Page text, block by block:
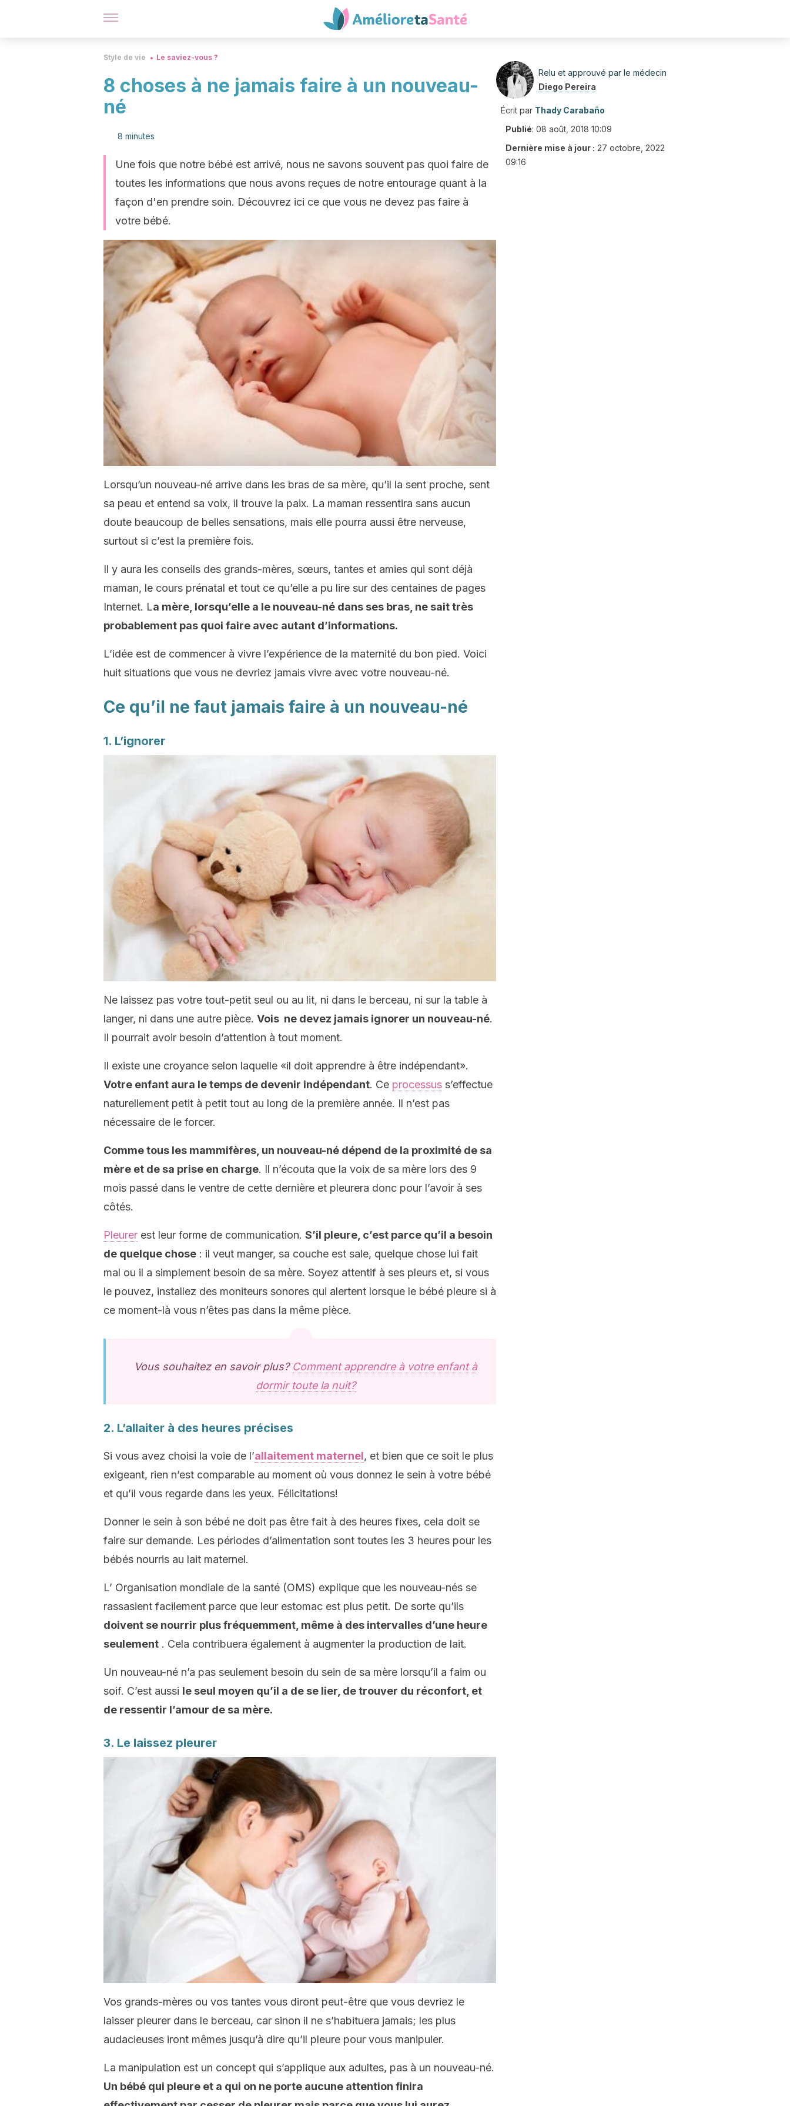
Style de vie Le saviez-vous ?
8 choses à ne jamais faire à un nouveau-
né
8 minutes
Une fois que notre bébé est arrivé, nous ne savons souvent pas quoi faire de
toutes les informations que nous avons reçues de notre entourage quant à la
façon d'en prendre soin. Découvrez ici ce que vous ne devez pas faire à
votre bébé.
Lorsqu’un nouveau-né arrive dans les bras de sa mère, qu’il la sent proche, sent
sa peau et entend sa voix, il trouve la paix. La maman ressentira sans aucun
doute beaucoup de belles sensations, mais elle pourra aussi être nerveuse,
surtout si c’est la première fois.
Il y aura les conseils des grands-mères, sœurs, tantes et amies qui sont déjà
maman, le cours prénatal et tout ce qu’elle a pu lire sur des centaines de pages
Internet. La mère, lorsqu’elle a le nouveau-né dans ses bras, ne saittrès
probablement pas quoi faire avec autant d’informations.
L’idée est de commencer à vivre l’expérience de la maternité du bon pied. Voici
huit situations que vous ne devriez jamais vivre avec votre nouveau-né.
Ce qu’il ne faut jamais faire à un nouveau-né
1. L’ignorer
Ne laissez pas votre tout-petit seul ou au lit, ni dans le berceau, ni sur la table à
langer, ni dans une autre pièce. Vois ne devez jamais ignorer un nouveau-né.
Il pourrait avoir besoin d’attention à tout moment.
Il existe une croyance selon laquelle «il doit apprendre à être indépendant».
Votre enfant aura le temps de devenir indépendant. Ce processus s’effectue
naturellement petit à petit tout au long de la première année. Il n’est pas
nécessaire de le forcer.
Comme tous les mammifères, un nouveau-né dépend de la proximité de sa
mère et de sa prise en charge. Il n’écouta que la voix de sa mère lors des 9
mois passé dans le ventre de cette dernière et pleurera donc pour l’avoir à ses
côtés.
Pleurer est leur forme de communication. S’il pleure, c’est parce qu’il a besoin
de quelque chose : il veut manger, sa couche est sale, quelque chose lui fait
mal ou il a simplement besoin de sa mère. Soyez attentif à ses pleurs et, si vous
le pouvez, installez des moniteurs sonores qui alertent lorsque le bébé pleure si à
ce moment-là vous n’êtes pas dans la même pièce.
Vous souhaitez en savoir plus? Comment apprendre à votre enfant à
dormir toute la nuit?
2. L’allaiter à des heures précises
Si vous avez choisi la voie de l’allaitement maternel, et bien que ce soit le plus
exigeant, rien n’est comparable au moment où vous donnez le sein à votre bébé
et qu’il vous regarde dans les yeux. Félicitations!
Donner le sein à son bébé ne doit pas être fait à des heures fixes, cela doit se
faire sur demande. Les périodes d’alimentation sont toutes les 3 heures pour les
bébés nourris au lait maternel.
L’ Organisation mondiale de la santé (OMS) explique que les nouveau-nés se
rassasient facilement parce que leur estomac est plus petit. De sorte qu’ils
doivent se nourrir plus fréquemment, même à des intervalles d’une heure
seulement . Cela contribuera également à augmenter la production de lait.
Un nouveau-né n’a pas seulement besoin du sein de sa mère lorsqu’il a faim ou
soif. C’est aussi le seul moyen qu’il a de se lier, de trouver du réconfort, et
de ressentir l’amour de sa mère.
3. Le laissez pleurer
Vos grands-mères ou vos tantes vous diront peut-être que vous devriez le
laisser pleurer dans le berceau, car sinon il ne s’habituera jamais; les plus
audacieuses iront mêmes jusqu’à dire qu’il pleure pour vous manipuler.
La manipulation est un concept qui s’applique aux adultes, pas à un nouveau-né.
Un bébé qui pleure et a qui on ne porte aucune attention finira
Relu et approuvé par le médecin
Diego Pereira
Écrit par Thady Carabaño
Publié: 08 août, 2018 10:09
Dernière mise à jour : 27 octobre, 2022
09:16